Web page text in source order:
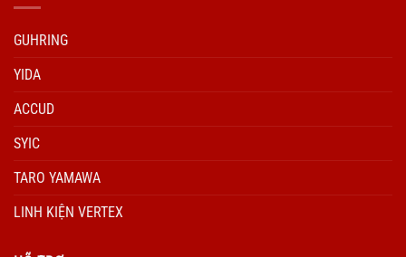
GUHRING
YIDA
ACCUD
SYIC
TARO YAMAWA
LINH KIỆN VERTEX